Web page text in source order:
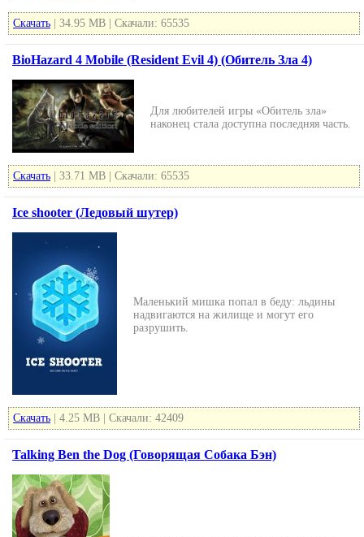
Скачать | 34.95 MB | Скачали: 65535
BioHazard 4 Mobile (Resident Evil 4) (Обитель Зла 4)
Для любителей игры «Обитель зла»
наконец стала доступна последняя часть.
Скачать | 33.71 MB | Скачали: 65535
Ice shooter (Ледовый шутер)
Маленький мишка попал в беду: льдины
надвигаются на жилище и могут его
разрушить.
Скачать | 4.25 MB | Скачали: 42409
Talking Ben the Dog (Говорящая Собака Бэн)